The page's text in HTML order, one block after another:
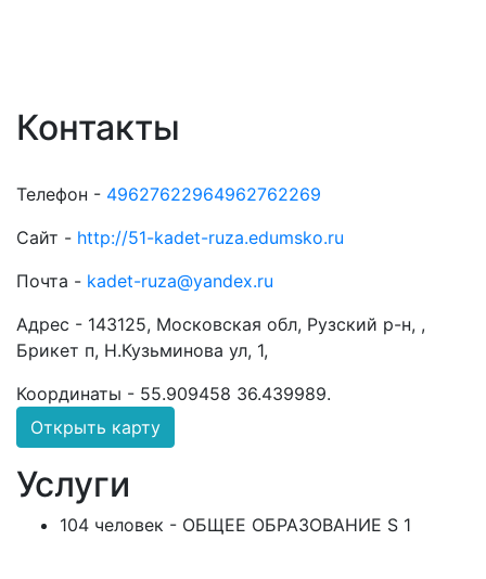
Контакты
Телефон - 49627622964962762269
Сайт - http://51-kadet-ruza.edumsko.ru
Почта - kadet-ruza@yandex.ru
Адрес - 143125, Московская обл, Рузский р-н, ,
Брикет п, Н.Кузьминова ул, 1,
Координаты - 55.909458 36.439989.
Открыть карту
Услуги
104 человек - ОБЩЕЕ ОБРАЗОВАНИЕ S 1